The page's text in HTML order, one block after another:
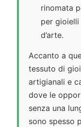
rinomata
per
d’arte.
Accanto a
tessuto di
artigianali e
dove le
senza una
sono spesso